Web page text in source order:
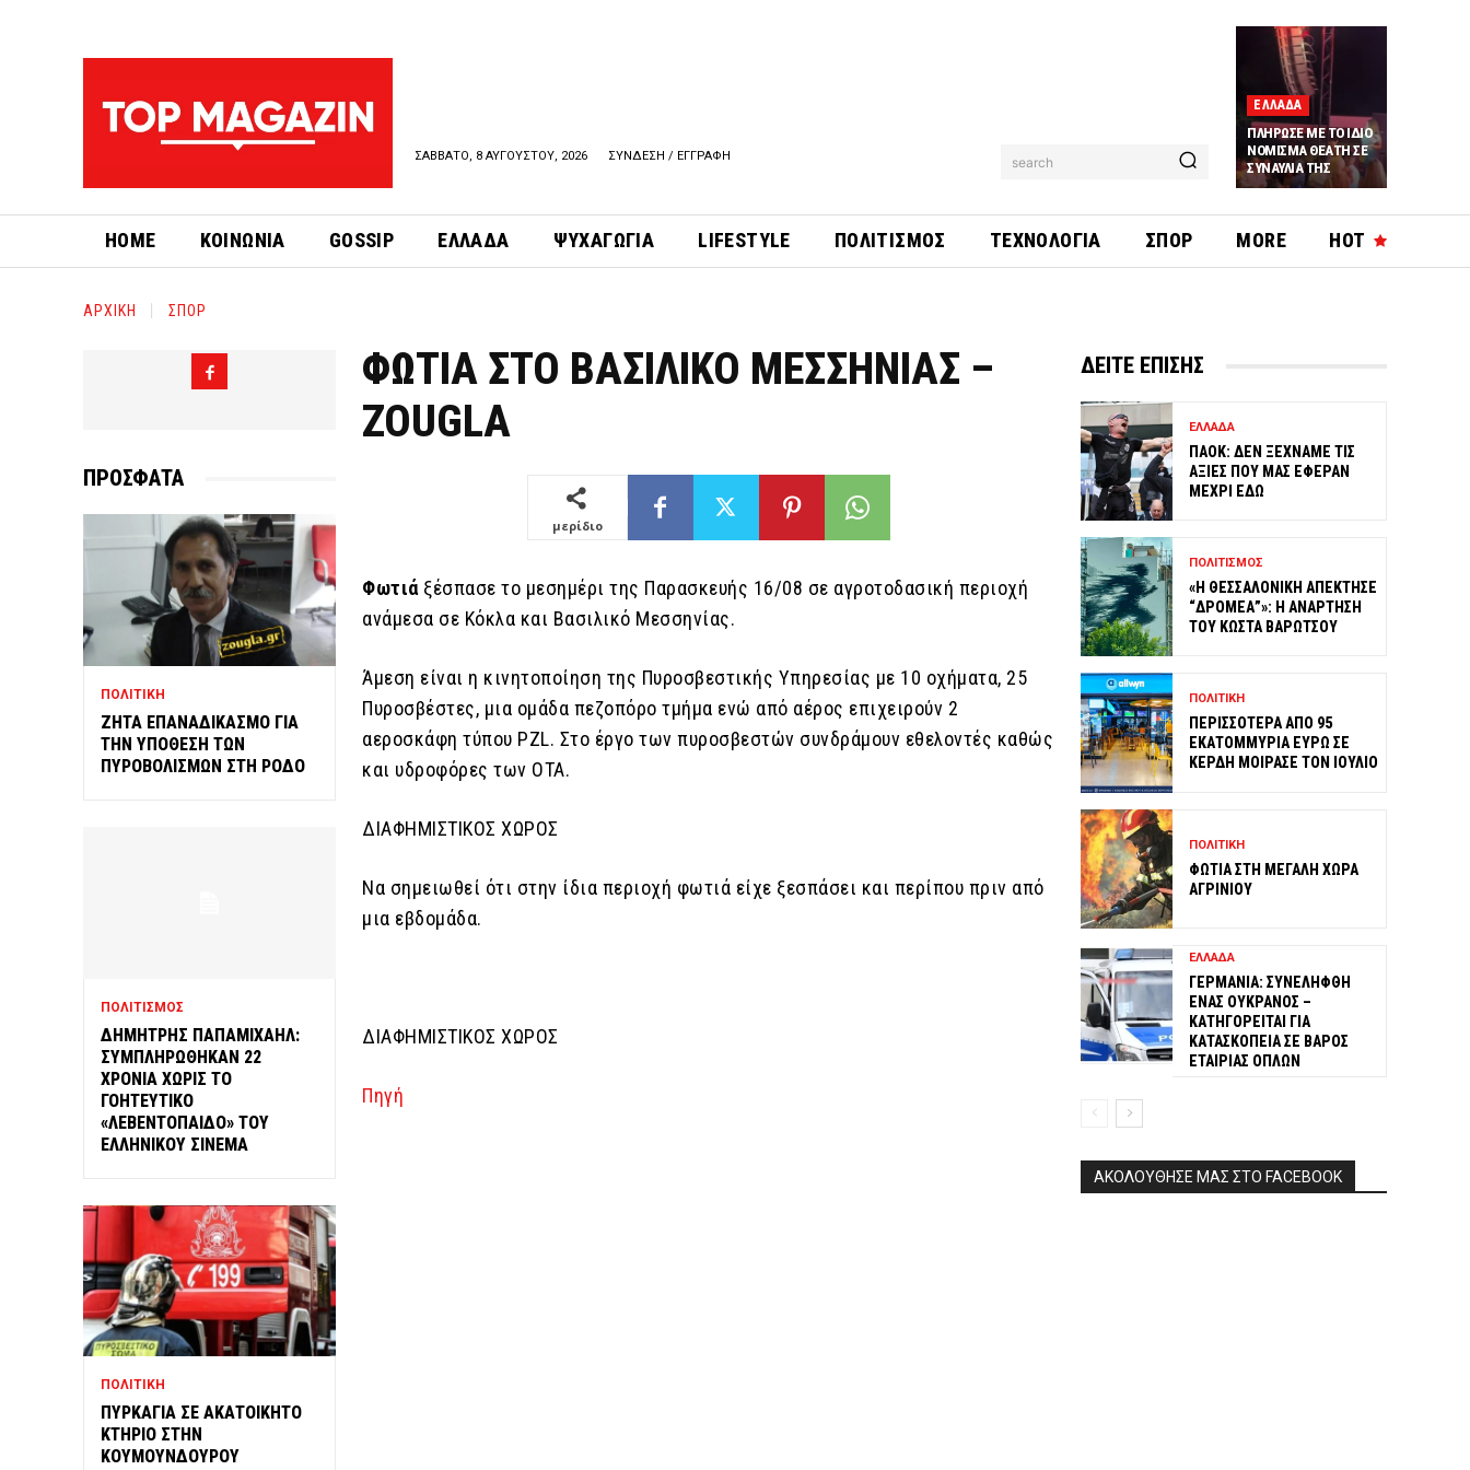
ΣΑΒΒΑΤΟ, 8 ΑΥΓΟΥΣΤΟΥ, 2026 ΣΥΝΔΕΣΗ / ΕΓΓΡΑΦΗ search
ΕΛΛΑΔΑ
ΠΛΗΡΩΣΕ ΜΕ ΤΟ ΙΔΙΟ
ΝΟΜΙΣΜΑ ΘΕΑΤΗ ΣΕ
ΣΥΝΑΥΛΙΑ ΤΗΣ
HOT
HOME ΚΟΙΝΩΝΙΑ GOSSIP ΕΛΛΑΔΑ ΨΥΧΑΓΩΓΙΑ LIFESTYLE ΠΟΛΙΤΙΣΜΟΣ ΤΕΧΝΟΛΟΓΙΑ ΣΠΟΡ MORE
ΑΡΧΙΚΗ ΣΠΟΡ
ΠΡΟΣΦΑΤΑ
ΠΟΛΙΤΙΚΗ
ΖΗΤΑ ΕΠΑΝΑΔΙΚΑΣΜΟ ΓΙΑ
ΤΗΝ ΥΠΟΘΕΣΗ ΤΩΝ
ΠΥΡΟΒΟΛΙΣΜΩΝ ΣΤΗ ΡΟΔΟ
ΠΟΛΙΤΙΣΜΟΣ
ΔΗΜΗΤΡΗΣ ΠΑΠΑΜΙΧΑΗΛ:
ΣΥΜΠΛΗΡΩΘΗΚΑΝ 22
ΧΡΟΝΙΑ ΧΩΡΙΣ ΤΟ
ΓΟΗΤΕΥΤΙΚΟ
«ΛΕΒΕΝΤΟΠΑΙΔΟ» ΤΟΥ
ΕΛΛΗΝΙΚΟΥ ΣΙΝΕΜΑ
ΠΟΛΙΤΙΚΗ
ΠΥΡΚΑΓΙΑ ΣΕ ΑΚΑΤΟΙΚΗΤΟ
ΚΤΗΡΙΟ ΣΤΗΝ
ΚΟΥΜΟΥΝΔΟΥΡΟΥ
ΦΩΤΙΑ ΣΤΟ ΒΑΣΙΛΙΚΟ ΜΕΣΣΗΝΙΑΣ –
ZOUGLA
μερίδιο
Φωτιά ξέσπασε το μεσημέρι της Παρασκευής 16/08 σε αγροτοδασική περιοχή
ανάμεσα σε Κόκλα και Βασιλικό Μεσσηνίας.
Άμεση είναι η κινητοποίηση της Πυροσβεστικής Υπηρεσίας με 10 οχήματα, 25
Πυροσβέστες, μια ομάδα πεζοπόρο τμήμα ενώ από αέρος επιχειρούν 2
αεροσκάφη τύπου PZL. Στο έργο των πυροσβεστών συνδράμουν εθελοντές καθώς
και υδροφόρες των ΟΤΑ.
ΔΙΑΦΗΜΙΣΤΙΚΟΣ ΧΩΡΟΣ
Να σημειωθεί ότι στην ίδια περιοχή φωτιά είχε ξεσπάσει και περίπου πριν από
μια εβδομάδα.
ΔΙΑΦΗΜΙΣΤΙΚΟΣ ΧΩΡΟΣ
Πηγή
ΔΕΙΤΕ ΕΠΙΣΗΣ
ΕΛΛΑΔΑ
ΠΑΟΚ: ΔΕΝ ΞΕΧΝΑΜΕ ΤΙΣ
ΑΞΙΕΣ ΠΟΥ ΜΑΣ ΕΦΕΡΑΝ
ΜΕΧΡΙ ΕΔΩ
ΠΟΛΙΤΙΣΜΟΣ
«Η ΘΕΣΣΑΛΟΝΙΚΗ ΑΠΕΚΤΗΣΕ
“ΔΡΟΜΕΑ”»: Η ΑΝΑΡΤΗΣΗ
ΤΟΥ ΚΩΣΤΑ ΒΑΡΩΤΣΟΥ
ΠΟΛΙΤΙΚΗ
ΠΕΡΙΣΣΟΤΕΡΑ ΑΠΟ 95
ΕΚΑΤΟΜΜΥΡΙΑ ΕΥΡΩ ΣΕ
ΚΕΡΔΗ ΜΟΙΡΑΣΕ ΤΟΝ ΙΟΥΛΙΟ
ΠΟΛΙΤΙΚΗ
ΦΩΤΙΑ ΣΤΗ ΜΕΓΑΛΗ ΧΩΡΑ
ΑΓΡΙΝΙΟΥ
ΕΛΛΑΔΑ
ΓΕΡΜΑΝΙΑ: ΣΥΝΕΛΗΦΘΗ
ΕΝΑΣ ΟΥΚΡΑΝΟΣ –
ΚΑΤΗΓΟΡΕΙΤΑΙ ΓΙΑ
ΚΑΤΑΣΚΟΠΕΙΑ ΣΕ ΒΑΡΟΣ
ΕΤΑΙΡΙΑΣ ΟΠΛΩΝ
ΑΚΟΛΟΥΘΗΣΕ ΜΑΣ ΣΤΟ FACEBOOK